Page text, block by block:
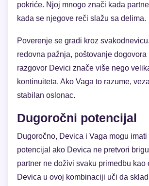
pokriće. Njoj mnogo znači kada
kada se njegove reči slažu sa delima.
Poverenje se gradi kroz
redovna pažnja, poštovanje dogovora
razgovor Devici znače više nego
kontinuiteta. Ako Vaga to razume,
stabilan oslonac.
Dugoročni potencijal
Dugoročno, Devica i Vaga mogu imati
potencijal ako Devica ne pretvori
partner ne doživi svaku primedbu kao
Devica u ovoj kombinaciji uči da